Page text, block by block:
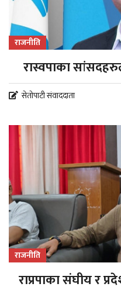
राजनीति
रास्वपाका
सेतोपाटी संवाददाता
राजनीति
राप्रपाका संघीय र